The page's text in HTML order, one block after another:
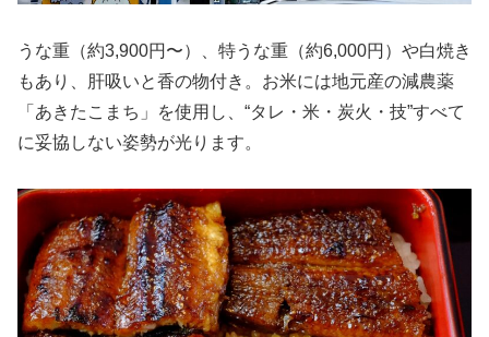
うな重（約3,900円〜）、特うな重（約6,000円）や白焼き
もあり、肝吸いと香の物付き。お米には地元産の減農薬
「あきたこまち」を使用し、“タレ・米・炭火・技”すべて
に妥協しない姿勢が光ります。